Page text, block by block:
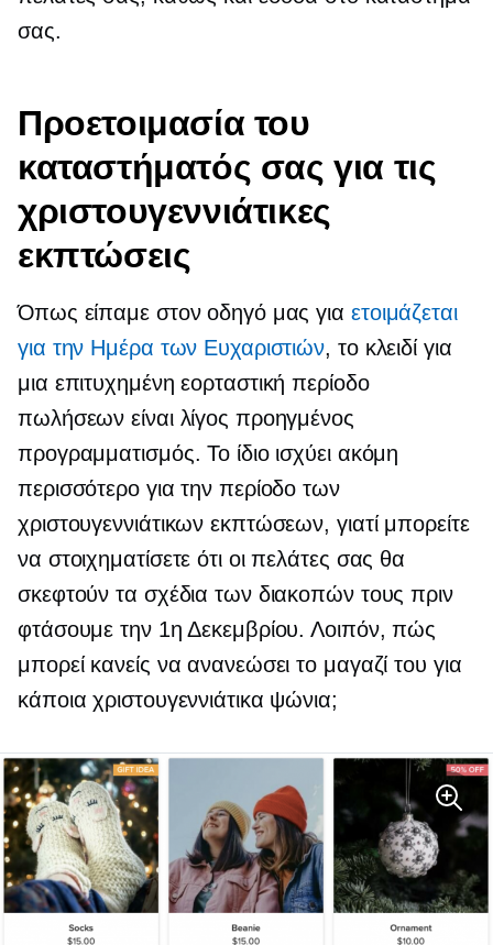
σας.
Προετοιμασία του
καταστήματός σας για τις
χριστουγεννιάτικες
εκπτώσεις
Όπως είπαμε στον οδηγό μας για ετοιμάζεται
για την Ημέρα των Ευχαριστιών, το κλειδί για
μια επιτυχημένη εορταστική περίοδο
πωλήσεων είναι λίγος προηγμένος
προγραμματισμός. Το ίδιο ισχύει ακόμη
περισσότερο για την περίοδο των
χριστουγεννιάτικων εκπτώσεων, γιατί μπορείτε
να στοιχηματίσετε ότι οι πελάτες σας θα
σκεφτούν τα σχέδια των διακοπών τους πριν
φτάσουμε την 1η Δεκεμβρίου. Λοιπόν, πώς
μπορεί κανείς να ανανεώσει το μαγαζί του για
κάποια χριστουγεννιάτικα ψώνια;